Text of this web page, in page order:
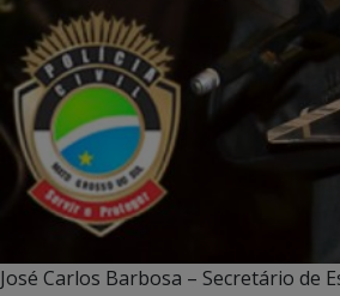
José Carlos Barbosa – Secretário de